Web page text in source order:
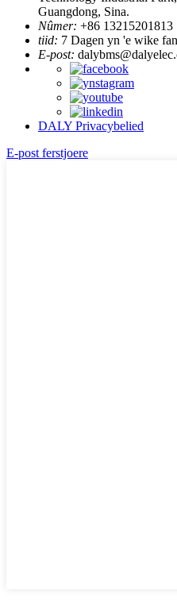
Guangdong, Sina.
Nûmer: +86 13215201813
tiid: 7 Dagen yn 'e wike
E-post:
DALY Privacybelied
E-post ferstjoere